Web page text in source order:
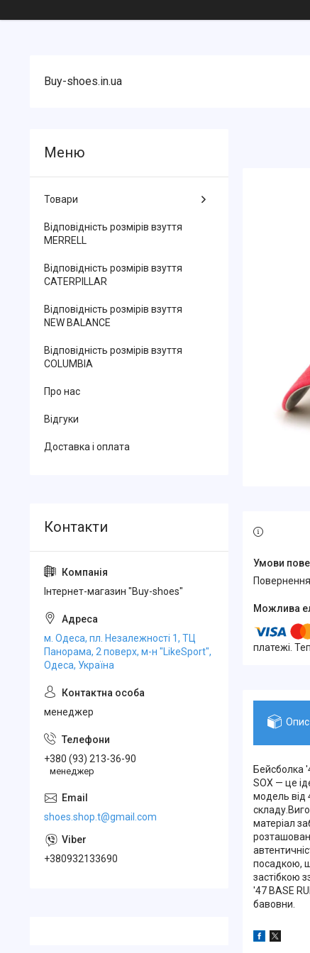
Buy-shoes.in.ua
платежі.
Опис
Бейсболка
SOX — це
модель від
матеріал
посадкою,
застібкою
'47 BASE
бавовни.
Товари
Відповідність розмірів взуття
MERRELL
Відповідність розмірів взуття
CATERPILLAR
Відповідність розмірів взуття
NEW BALANCE
Відповідність розмірів взуття
COLUMBIA
Про нас
Відгуки
Доставка і оплата
Інтернет-магазин "Buy-shoes"
м. Одеса, пл. Незалежності 1, ТЦ
Панорама, 2 поверх, м-н "LikeSport",
Одеса, Україна
менеджер
+380 (93) 213-36-90
менеджер
shoes.shop.t@gmail.com
+380932133690